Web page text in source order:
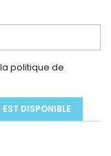
politique de
DISPONIBLE